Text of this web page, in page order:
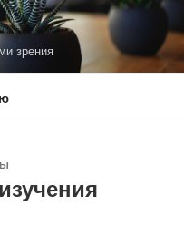
зрения